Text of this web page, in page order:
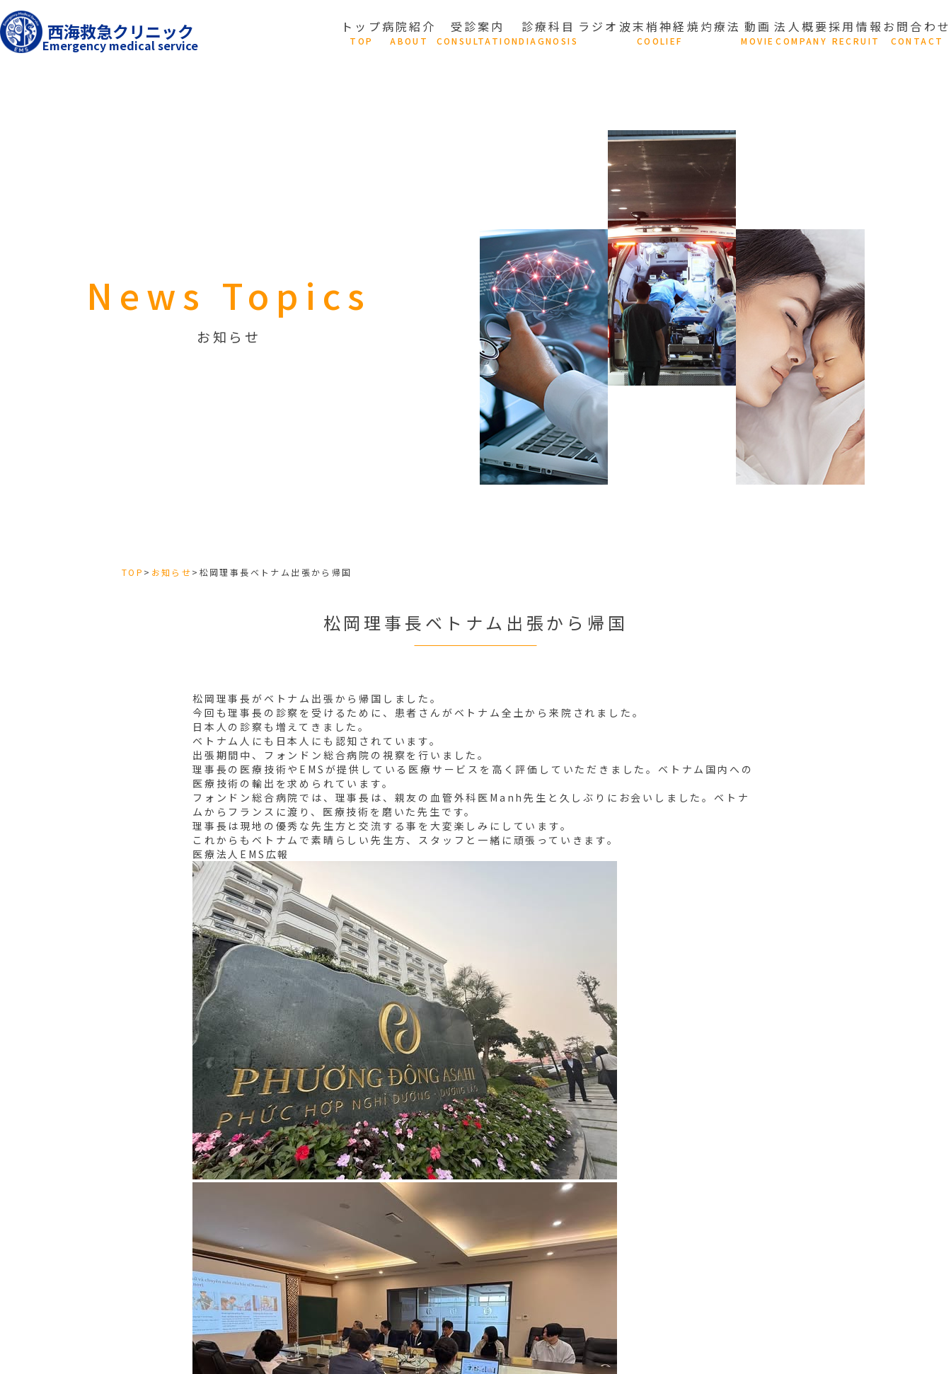
西海救急クリニック
Emergency medical service
トップ
T OP
病院紹介
ABOUT
受診案内
CONSULTATION
診療科目
D IAGNOSIS
ラジオ波末梢神経焼灼療法
COOLIEF
動画
MOVIE
法人概要
COMPANY
採用情報
RECRUIT
お問合わせ
CONTACT
News Topics
お知らせ
TOP > お知らせ> 松岡理事長ベトナム出張から帰国
松岡理事長ベトナム出張から帰国
松岡理事長がベトナム出張から帰国しました。
今回も理事長の診察を受けるために、患者さんがベトナム全土から来院されました。
日本人の診察も増えてきました。
ベトナム人にも日本人にも認知されています。
出張期間中、フォンドン総合病院の視察を行いました。
理事長の医療技術やEMSが提供している医療サービスを高く評価していただきました。ベトナム国内への
医療技術の輸出を求められています。
フォンドン総合病院では、理事長は、親友の血管外科医Manh先生と久しぶりにお会いしました。ベトナ
ムからフランスに渡り、医療技術を磨いた先生です。
理事長は現地の優秀な先生方と交流する事を大変楽しみにしています。
これからもベトナムで素晴らしい先生方、スタッフと一緒に頑張っていきます。
医療法人EMS広報